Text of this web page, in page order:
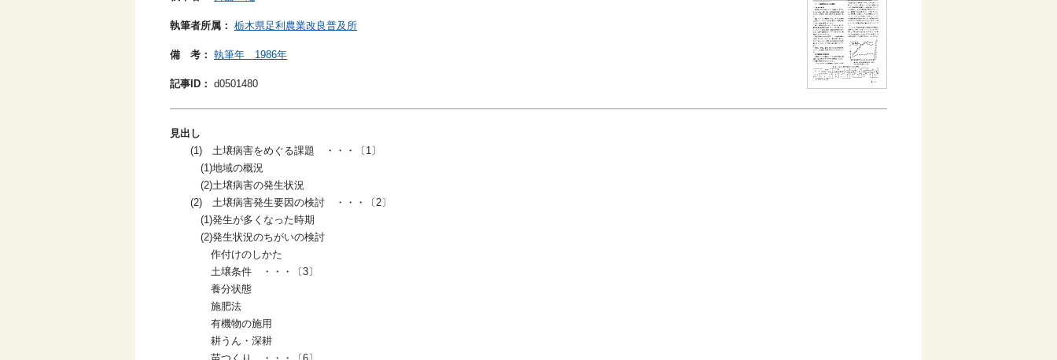
執筆者所属： 栃木県足利農業改良普及所
備 考： 執筆年 1986年
記事ID： d0501480
見出し
(1) 土壌病害をめぐる課題 ・・・〔1〕
(1)地域の概況
(2)土壌病害の発生状況
(2) 土壌病害発生要因の検討 ・・・〔2〕
(1)発生が多くなった時期
(2)発生状況のちがいの検討
作付けのしかた
土壌条件 ・・・〔3〕
養分状態
施肥法
有機物の施用
耕うん・深耕